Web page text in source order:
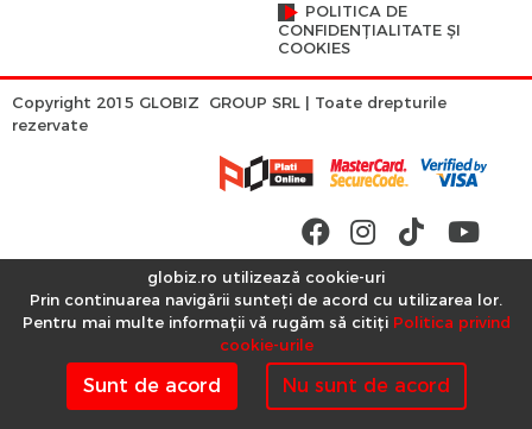
POLITICA DE
CONFIDENȚIALITATE ȘI
COOKIES
Copyright 2015 GLOBIZ GROUP SRL | Toate drepturile
rezervate
globiz.ro utilizează cookie-uri
Prin continuarea navigării sunteți de acord cu utilizarea lor.
Pentru mai multe informații vă rugăm să citiți Politica privind
cookie-urile
Sunt de acord Nu sunt de acord